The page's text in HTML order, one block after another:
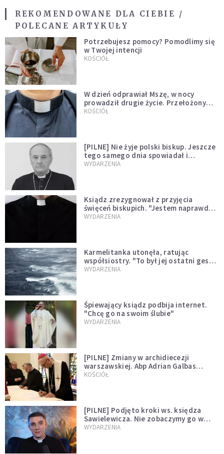
REKOMENDOWANE DLA CIEBIE /
POLECANE ARTYKUŁY
Potrzebujesz pomocy? Pomodlimy się
w Twojej intencji
KOŚCIÓŁ
W dzień odprawiał Mszę, w nocy
prowadził drugie życie. Przełożony
kazał mu opuścić zakon
KOŚCIÓŁ
[PILNE] Nie żyje polski biskup. Jeszcze
tego samego dnia spowiadał i
sprawował Mszę świętą
WYDARZENIA
Ksiądz zrezygnował z przyjęcia
święceń biskupich. "Jestem naprawdę
niegodny"
WYDARZENIA
Karmelitanka utonęła, ratując
współsiostry. "To był jej ostatni gest
miłości"
WYDARZENIA
Śpiewający ksiądz podbija internet.
"Chcę go na swoim ślubie"
WYDARZENIA
[PILNE] Zmiany w archidiecezji
warszawskiej. Abp Adrian Galbas
wręczył dekrety nowym proboszczom
KOŚCIÓŁ
[PILNE] Podjęto kroki ws. księdza
Sawielewicza. Nie zobaczymy go w
mediach
WYDARZENIA